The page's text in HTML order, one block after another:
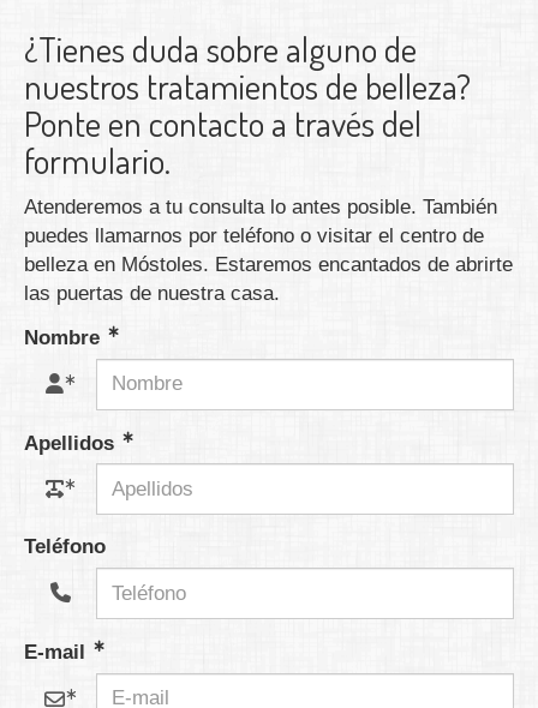
¿Tienes duda sobre alguno de
nuestros tratamientos de belleza?
Ponte en contacto a través del
formulario.
Atenderemos a tu consulta lo antes posible. También
puedes llamarnos por teléfono o visitar el centro de
belleza en Móstoles. Estaremos encantados de abrirte
las puertas de nuestra casa.
Nombre
Apellidos
Teléfono
E-mail